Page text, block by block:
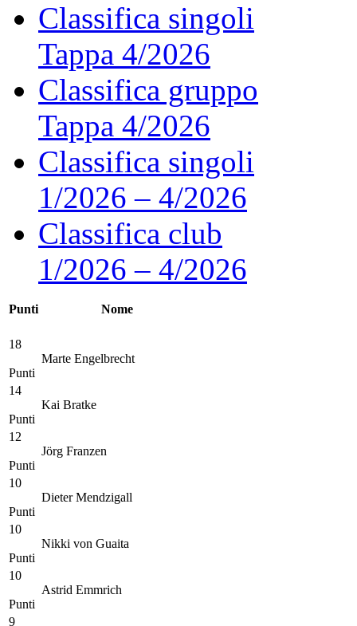
Classifica singoli
Tappa 4/2026
Classifica gruppo
Tappa 4/2026
Classifica singoli
1/2026 – 4/2026
Classifica club
1/2026 – 4/2026
Punti Nome
18
Punti
Marte Engelbrecht
14
Punti
Kai Bratke
12
Punti
Jörg Franzen
10
Punti
Dieter Mendzigall
10
Punti
Nikki von Guaita
10
Punti
Astrid Emmrich
9